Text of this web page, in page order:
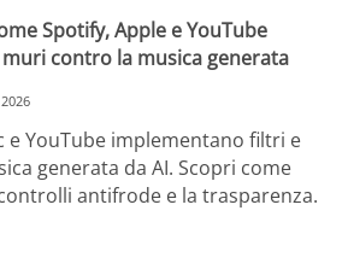
Spotify, Apple e YouTube
contro la musica generata
e YouTube implementano filtri e
generata da AI. Scopri come
antifrode e la trasparenza.